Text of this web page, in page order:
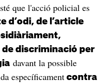
que l'acció policial es
d’odi, de l’article
de discriminació per
davant la possible
específicamentcontra